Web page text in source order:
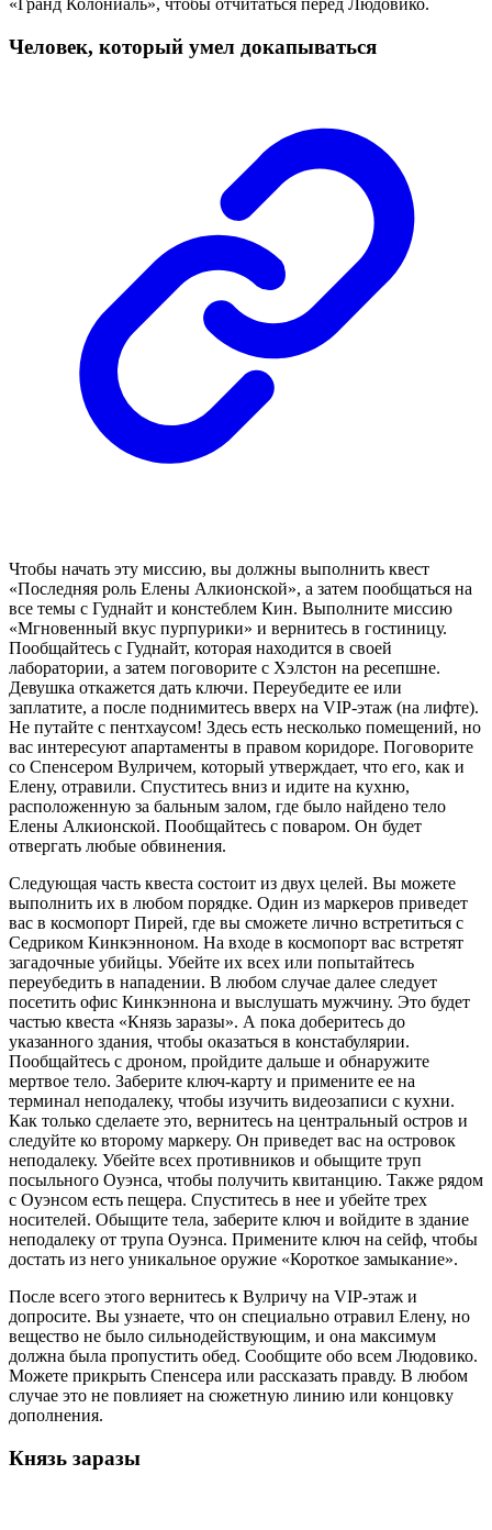
«Гранд Колониаль», чтобы отчитаться перед Людовико.
Человек, который умел докапываться
Чтобы начать эту миссию, вы должны выполнить квест
«Последняя роль Елены Алкионской», а затем пообщаться на
все темы с Гуднайт и констеблем Кин. Выполните миссию
«Мгновенный вкус пурпурики» и вернитесь в гостиницу.
Пообщайтесь с Гуднайт, которая находится в своей
лаборатории, а затем поговорите с Хэлстон на ресепшне.
Девушка откажется дать ключи. Переубедите ее или
заплатите, а после поднимитесь вверх на VIP-этаж (на лифте).
Не путайте с пентхаусом! Здесь есть несколько помещений, но
вас интересуют апартаменты в правом коридоре. Поговорите
со Спенсером Вулричем, который утверждает, что его, как и
Елену, отравили. Спуститесь вниз и идите на кухню,
расположенную за бальным залом, где было найдено тело
Елены Алкионской. Пообщайтесь с поваром. Он будет
отвергать любые обвинения.
Следующая часть квеста состоит из двух целей. Вы можете
выполнить их в любом порядке. Один из маркеров приведет
вас в космопорт Пирей, где вы сможете лично встретиться с
Седриком Кинкэнноном. На входе в космопорт вас встретят
загадочные убийцы. Убейте их всех или попытайтесь
переубедить в нападении. В любом случае далее следует
посетить офис Кинкэннона и выслушать мужчину. Это будет
частью квеста «Князь заразы». А пока доберитесь до
указанного здания, чтобы оказаться в констабулярии.
Пообщайтесь с дроном, пройдите дальше и обнаружите
мертвое тело. Заберите ключ-карту и примените ее на
терминал неподалеку, чтобы изучить видеозаписи с кухни.
Как только сделаете это, вернитесь на центральный остров и
следуйте ко второму маркеру. Он приведет вас на островок
неподалеку. Убейте всех противников и обыщите труп
посыльного Оуэнса, чтобы получить квитанцию. Также рядом
с Оуэнсом есть пещера. Спуститесь в нее и убейте трех
носителей. Обыщите тела, заберите ключ и войдите в здание
неподалеку от трупа Оуэнса. Примените ключ на сейф, чтобы
достать из него уникальное оружие «Короткое замыкание».
После всего этого вернитесь к Вулричу на VIP-этаж и
допросите. Вы узнаете, что он специально отравил Елену, но
вещество не было сильнодействующим, и она максимум
должна была пропустить обед. Сообщите обо всем Людовико.
Можете прикрыть Спенсера или рассказать правду. В любом
случае это не повлияет на сюжетную линию или концовку
дополнения.
Князь заразы